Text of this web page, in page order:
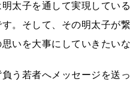
太子を通して実現してい
。そして、その明太子が
いを大事にしていきたい
う若者へメッセージを送